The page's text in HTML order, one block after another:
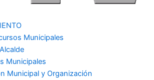
Municipales
Municipales
Municipal y Organización